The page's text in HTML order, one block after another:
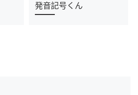
発音記号くん